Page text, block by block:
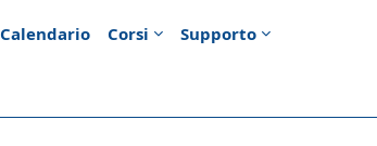
Calendario Corsi Supporto